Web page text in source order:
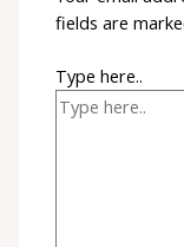
fields are
Type here..